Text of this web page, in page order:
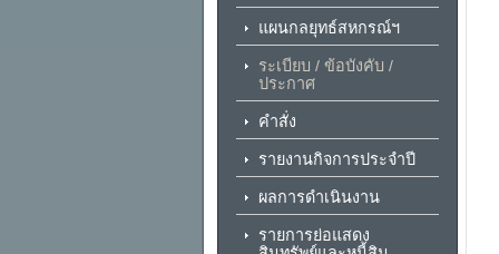
แผนกลยุทธ์สหกรณ์ฯ
ระเบียบ / ข้อบังคับ /
ประกาศ
คำสั่ง
รายงานกิจการประจำปี
ผลการดำเนินงาน
รายการย่อแสดง